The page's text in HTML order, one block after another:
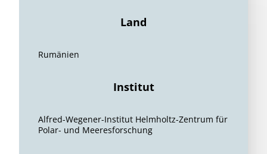
Land
Rumänien
Institut
Alfred-Wegener-Institut Helmholtz-Zentrum für
Polar- und Meeresforschung